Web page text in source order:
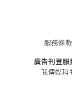
服務條款
廣告刊登服
我傳媒科